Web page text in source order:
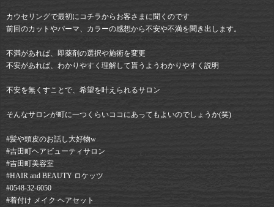
カウセリングで最初にコチラからお客さまに聞くのです
前回のカットやパーマ、カラーの感想から不安や不満を聞き出します。
不満があれば、即薬剤の選択や施術を変更
不安があれば、わかりやすく理解して貰うようわかりやすく説明
不安を無くすことで、希望を叶えられるサロン
そんなサロンが町に一つくらいココにあってもよいのでしょうか(笑)
#髪や頭皮のお話し大好物w
#吉田町ヘアビューティサロン⠀
#吉田町美容室⠀
#HAIR and BEAUTY ロケッツ⠀
#0548-32-6050⠀
#着付け メイク ヘアセット⠀